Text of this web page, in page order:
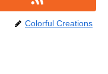
Colorful Creations